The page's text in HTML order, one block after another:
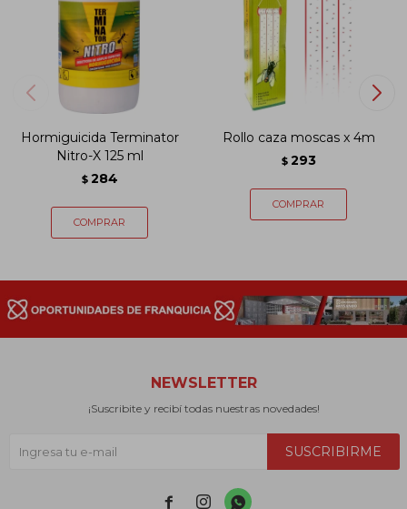
Hormiguicida Terminator
Nitro-X 125 ml
$ 284
Rollo caza moscas x 4m
$ 293
NEWSLETTER
¡Suscribite y recibí todas nuestras novedades!
SUSCRIBIRME
  